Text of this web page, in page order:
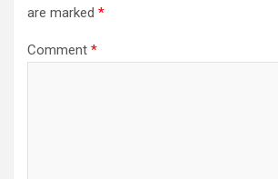
are marked *
Comment *